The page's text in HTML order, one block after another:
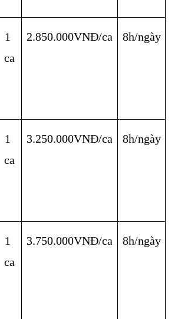
1
ca
2.850.000VNĐ/ca 8h/ngày
1
ca
3.250.000VNĐ/ca 8h/ngày
1
ca
3.750.000VNĐ/ca 8h/ngày